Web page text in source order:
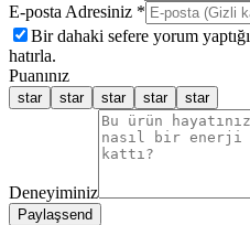
E-posta Adresiniz *
Bir dahaki sefere yorum
hatırla.
Puanınız
star star star star star
Deneyiminiz
Paylaşsend